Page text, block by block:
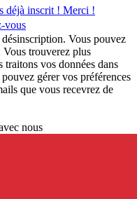
déjà inscrit ! Merci !
vous
Vous pouvez
Vous trouverez plus
vos données dans
gérer vos préférences
que vous recevrez de
nous